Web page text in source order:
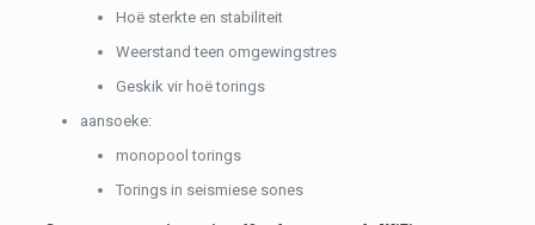
Hoë sterkte en stabiliteit
Weerstand teen omgewingstres
Geskik vir hoë torings
aansoeke:
monopool torings
Torings in seismiese sones